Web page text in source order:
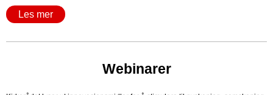
Les mer
Webinarer